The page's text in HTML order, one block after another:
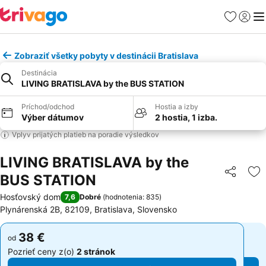
Obľúbené
Zobraziť všetky pobyty v destinácii Bratislava
Destinácia
LIVING BRATISLAVA by the BUS STATION
Príchod/odchod
Výber dátumov
Hostia a izby
2 hostia, 1 izba.
Vplyv prijatých platieb na poradie výsledkov
LIVING BRATISLAVA by the
BUS STATION
Zdieľať
Hosťovský dom 7,6 Dobré (hodnotenia: 835)
Plynárenská 2B, 82109, Bratislava, Slovensko
od 38 €
Pozrieť ceny z(o) 2 stránok
od 38 €
Pozrieť ceny z(o) 2 stránok